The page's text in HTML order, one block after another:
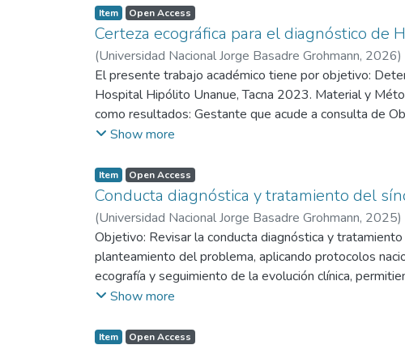
asistencial con las recomendaciones vigentes.
reportó un valor de 9.5 g/dl en fase activa, el cual no
inmediato con una hemoglobina de 8.6 g/dl,
tardíamente y en la adherencia a los protocolos
obstétrica intraparto, lo que limitó la anticipación de
favorable.
Item Open Access
Certeza ecográfica para el diagnóstico de
(Universidad Nacional Jorge Basadre Grohmann, 2026)
El presente trabajo académico tiene por objetivo:
Hospital Hipólito Unanue, Tacna 2023. Material y
como resultados: Gestante que acude a consulta de
Gestación de 15 semanas 3 días por biometría fetal e
derrame pleural bilateral y ascitis fetal. A las 29
parto. Se realiza interconsulta al servicio de
con Apgar 7 al minuto y 9 a los cinco minutos. El
esencial para el diagnóstico oportuno del Hidrops
adecuadamente la vigilancia prenatal y la conducta
Show more
Item Open Access
Conducta diagnóstica y tratamiento del
(Universidad Nacional Jorge Basadre Grohmann, 2025)
Objetivo: Revisar la conducta diagnóstica y
planteamiento del problema, aplicando protocolos
ecografía y seguimiento de la evolución clínica,
caso. Resultado: Se logró la estabilización y evolución
Show more
Item Open Access